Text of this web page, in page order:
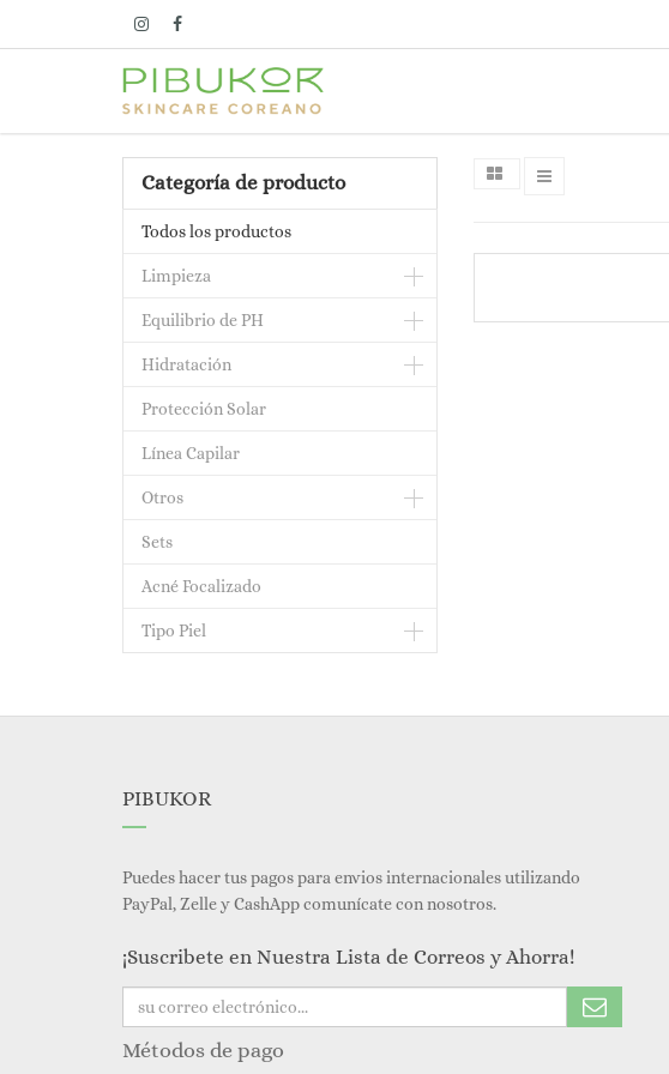
Categoría de producto
Todos los productos
Limpieza
Equilibrio de PH
Hidratación
Protección Solar
Línea Capilar
Otros
Sets
Acné Focalizado
Tipo Piel
PIBUKOR
Puedes hacer tus pagos para envios internacionales utilizando
PayPal, Zelle y CashApp comunícate con nosotros.
¡Suscribete en Nuestra Lista de Correos y Ahorra!
Métodos de pago